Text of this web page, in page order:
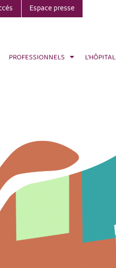
Espace presse
PROFESSIONNELS L’HÔPITAL